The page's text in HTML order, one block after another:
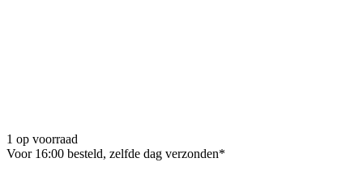
1 op voorraad
Voor 16:00 besteld, zelfde dag verzonden*